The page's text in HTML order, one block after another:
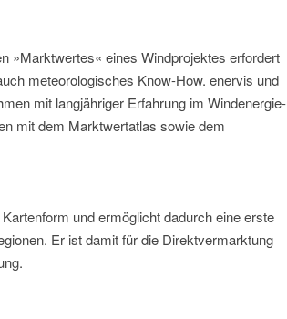
»Marktwertes« eines Windprojektes erfordert
meteorologisches Know-How. enervis und
mit langjähriger Erfahrung im Windenergie-
mit dem Marktwertatlas sowie dem
und ermöglicht dadurch eine erste
Er ist damit für die Direktvermarktung